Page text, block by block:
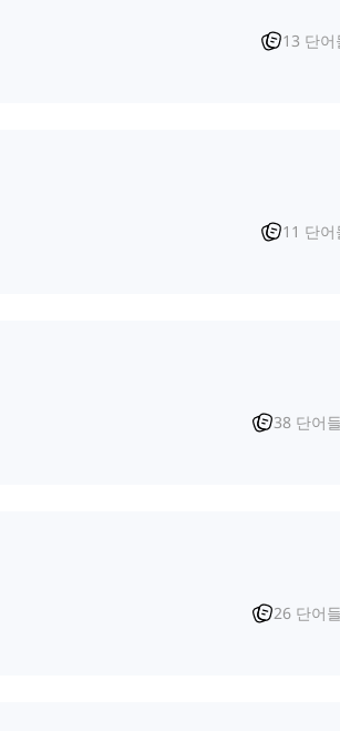
13 단어
11 단어
38 단어들
26 단어들